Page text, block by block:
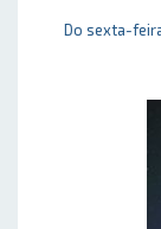
Do sexta-